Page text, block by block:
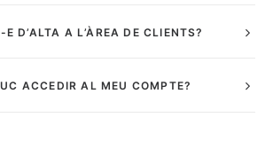
D’ALTA A L’ÀREA DE CLIENTS?
ACCEDIR AL MEU COMPTE?